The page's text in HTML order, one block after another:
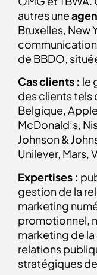
autres une
Bruxelles, New
de BBDO,
Cas clients : le
des clients tels
Belgique,
McDonald’s,
Johnson &
Unilever, Mars,
Expertises :
gestion de la
marketing
promotionnel,
marketing de
relations
stratégiques